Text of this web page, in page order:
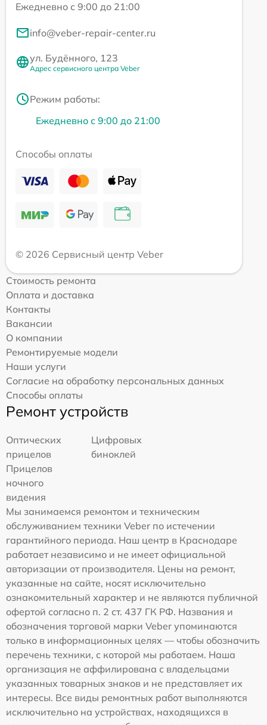
Ежедневно с 9:00 до 21:00
info@veber-repair-center.ru
ул. Будённого, 123
Адрес сервисного центра Veber
Режим работы:
Ежедневно с 9:00 до 21:00
Способы оплаты
© 2026 Сервисный центр Veber
Стоимость ремонта
Оплата и доставка
Контакты
Вакансии
О компании
Ремонтируемые модели
Наши услуги
Согласие на обработку персональных данных
Способы оплаты
Ремонт устройств
Оптических
прицелов
Цифровых
биноклей
Прицелов
ночного
видения
Мы занимаемся ремонтом и техническим
обслуживанием техники Veber по истечении
гарантийного периода. Наш центр в Краснодаре
работает независимо и не имеет официальной
авторизации от производителя. Цены на ремонт,
указанные на сайте, носят исключительно
ознакомительный характер и не являются публичной
офертой согласно п. 2 ст. 437 ГК РФ. Названия и
обозначения торговой марки Veber упоминаются
только в информационных целях — чтобы обозначить
перечень техники, с которой мы работаем. Наша
организация не аффилирована с владельцами
указанных товарных знаков и не представляет их
интересы. Все виды ремонтных работ выполняются
исключительно на устройствах, находящихся в